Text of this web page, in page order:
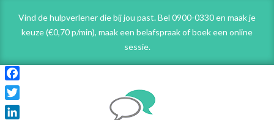
content
Vind de hulpverlener die bij jou past. Bel 0900-0330 en maak je
keuze (€0,70 p/min), maak een belafspraakof boek een online
sessie.
Facebook
Twitter